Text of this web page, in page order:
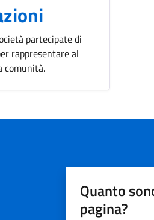
partecipate di
rappresentare al
comunità.
Quanto
pagina?